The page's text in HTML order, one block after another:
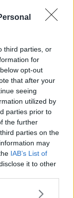
third parties, or
for
opt-out
that after your
seeing
utilized by
parties prior to
the further
parties on the
may
IAB’s List of
it to other